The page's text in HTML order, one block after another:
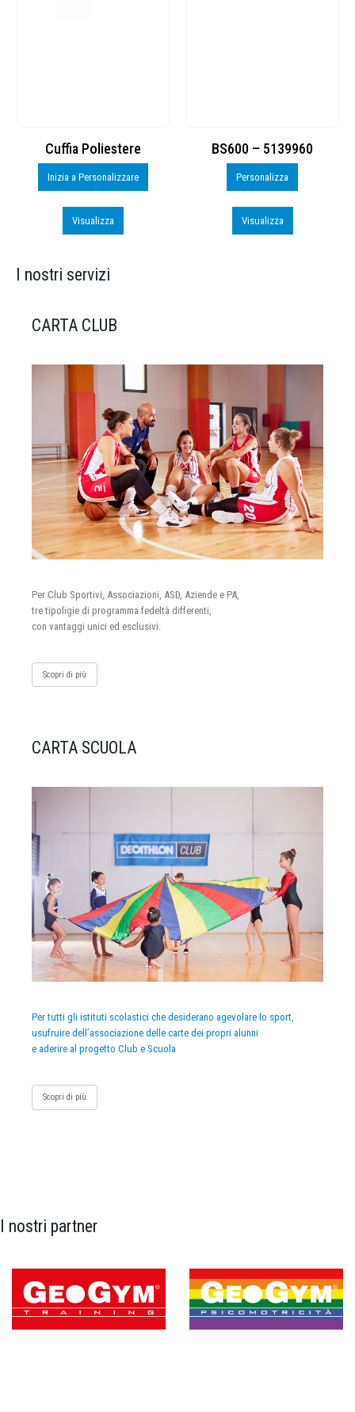
Cuffia Poliestere
Inizia a Personalizzare
Visualizza
BS600 – 5139960
Personalizza
Visualizza
I nostri servizi
CARTA CLUB
Per Club Sportivi, Associazioni, ASD, Aziende e PA,
tre tipoligie di programma fedeltà differenti,
con vantaggi unici ed esclusivi.
Scopri di più
CARTA SCUOLA
Per tutti gli istituti scolastici che desiderano agevolare lo sport,
usufruire dell’associazione delle carte dei propri alunni
e aderire al progetto Club e Scuola
Scopri di più
I nostri partner